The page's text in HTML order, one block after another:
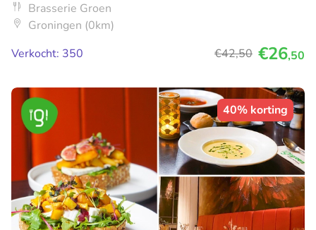
Brasserie Groen
Groningen (0km)
Verkocht: 350
€42,50 €26,50
40% korting